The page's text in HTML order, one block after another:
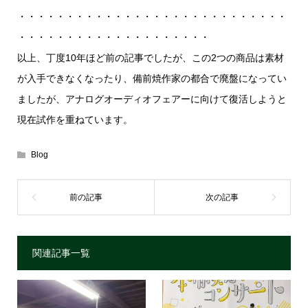
・・・・・・・・・・・・・・・・・・・・・・・・・・・・
・・・・・・・・・・・・・・・・・・・・
以上、丁度10年ほど前の記事でしたが、この2つの商品は素材
が入手できなくなったり、備前焼作家の都合で廃盤になってい
ましたが、アナログオーディオフェアーに向けて復活しようと
現在試作を重ねています。
Blog
関連記事一覧